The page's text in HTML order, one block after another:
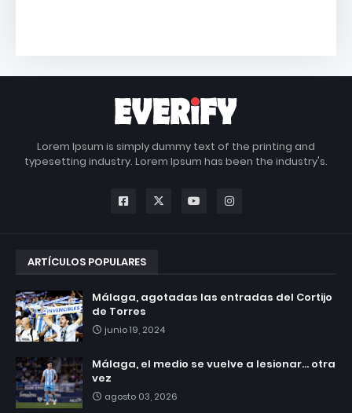
Lorem Ipsum is simply dummy text of the printing and
typesetting industry. Lorem Ipsum has been the industry's.
ARTÍCULOS POPULARES
Málaga, agotadas las entradas del Cortijo
de Torres
junio 19, 2024
Málaga, el medio se vuelve a lesionar... otra
vez
agosto 03, 2026